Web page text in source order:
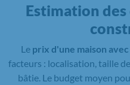
Estimation
Le prix d'une maison
facteurs : localisation, taille
bâtie. Le budget moyen